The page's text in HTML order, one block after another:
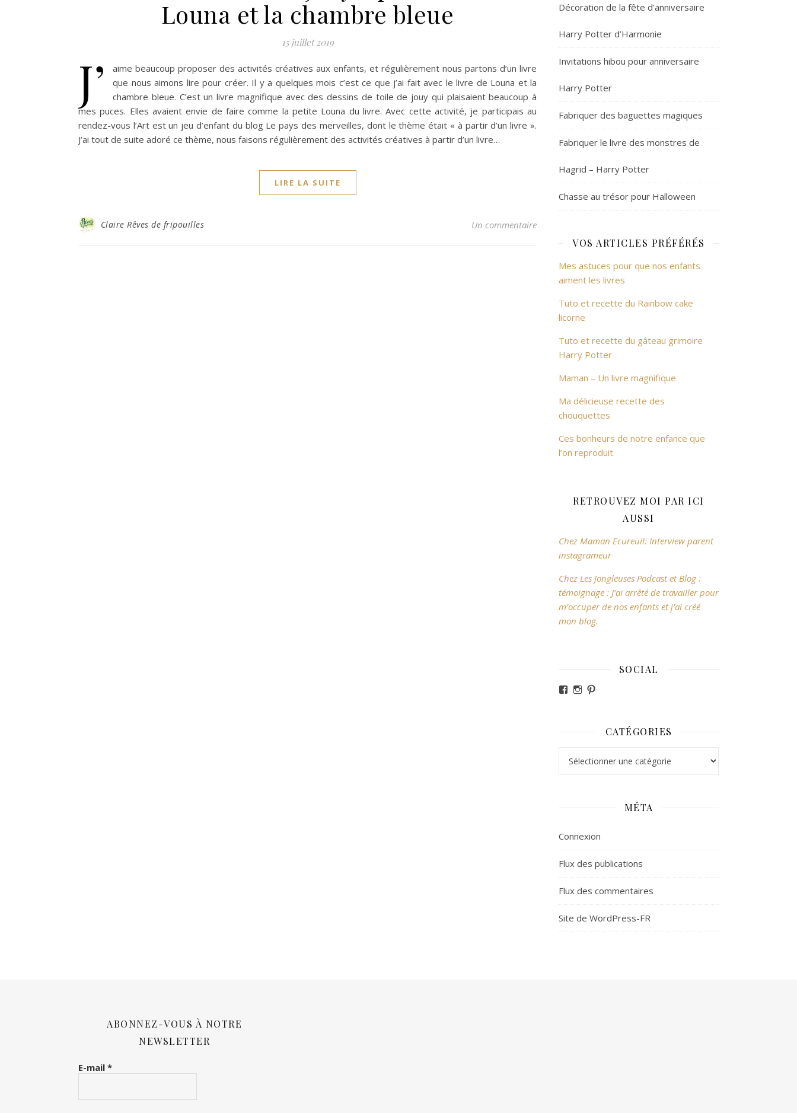
Louna et la chambre bleue
15 juillet 2019
J’
aime beaucoup proposer des activités créatives aux enfants, et régulièrement nous partons d’un livre
que nous aimons lire pour créer. Il y a quelques mois c’est ce que j’ai fait avec le livre de Louna et la
chambre bleue. C’est un livre magnifique avec des dessins de toile de jouy qui plaisaient beaucoup à
mes puces. Elles avaient envie de faire comme la petite Louna du livre. Avec cette activité, je participais au
rendez-vous l’Art est un jeu d’enfant du blog Le pays des merveilles, dont le thème était « à partir d’un livre ».
J’ai tout de suite adoré ce thème, nous faisons régulièrement des activités créatives à partir d’un livre…
LIRE LA SUITE
Claire Rêves de fripouilles Un commentaire
Décoration de la fête d’anniversaire
Harry Potter d’Harmonie
Invitations hibou pour anniversaire
Harry Potter
Fabriquer des baguettes magiques
Fabriquer le livre des monstres de
Hagrid – Harry Potter
Chasse au trésor pour Halloween
VOS ARTICLES PRÉFÉRÉS
Mes astuces pour que nos enfants
aiment les livres
Tuto et recette du Rainbow cake
licorne
Tuto et recette du gâteau grimoire
Harry Potter
Maman – Un livre magnifique
Ma délicieuse recette des
chouquettes
Ces bonheurs de notre enfance que
l’on reproduit
RETROUVEZ MOI PAR ICI
AUSSI
Chez Maman Ecureuil: Interview parent
instagrameur
Chez Les Jongleuses Podcast et Blog :
témoignage : J’ai arrêté de travailler pour
m’occuper de nos enfants et j’ai créé
mon blog.
SOCIAL
Voir le profil de revesdefripouilles sur Facebook
Voir le profil de claire_revesdefripouilles sur
CATÉGORIES
MÉTA
Connexion
Flux des publications
Flux des commentaires
Site de WordPress-FR
ABONNEZ-VOUS À NOTRE
NEWSLETTER
E-mail *